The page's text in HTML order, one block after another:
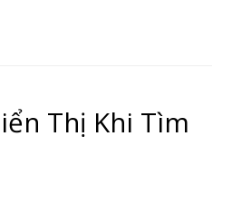
Thị Khi Tìm